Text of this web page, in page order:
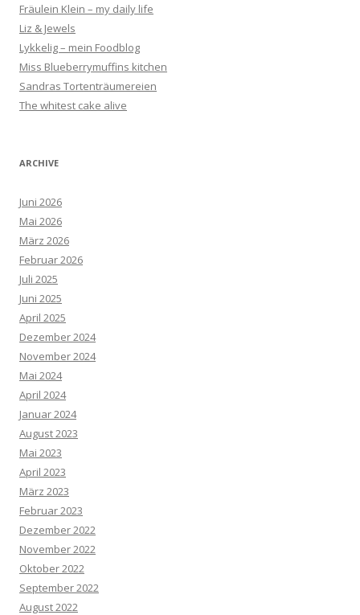
Fräulein Klein – my daily life
Liz & Jewels
Lykkelig – mein Foodblog
Miss Blueberrymuffins kitchen
Sandras Tortenträumereien
The whitest cake alive
ARCHIVE
Juni 2026
Mai 2026
März 2026
Februar 2026
Juli 2025
Juni 2025
April 2025
Dezember 2024
November 2024
Mai 2024
April 2024
Januar 2024
August 2023
Mai 2023
April 2023
März 2023
Februar 2023
Dezember 2022
November 2022
Oktober 2022
September 2022
August 2022